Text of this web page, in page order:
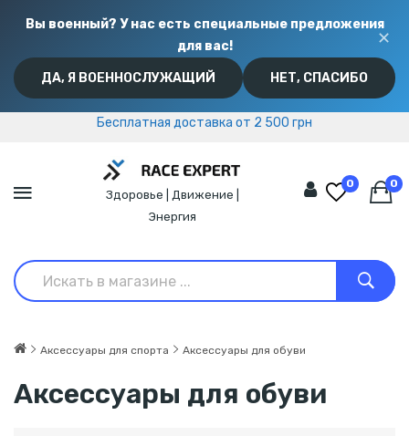
Вы военный? У нас есть специальные предложения
для вас!
ДА, Я ВОЕННОСЛУЖАЩИЙ НЕТ, СПАСИБО
✕
Бесплатная доставка от 2 500 грн
Бесплатная доставка от 2 500 грн
Здоровье | Движение |
Энергия
0 0
Аксессуары для спорта Аксессуары для обуви
Аксессуары для обуви